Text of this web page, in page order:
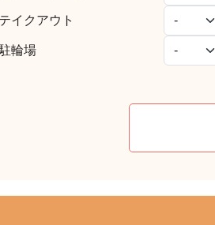
テイクアウト
輪場